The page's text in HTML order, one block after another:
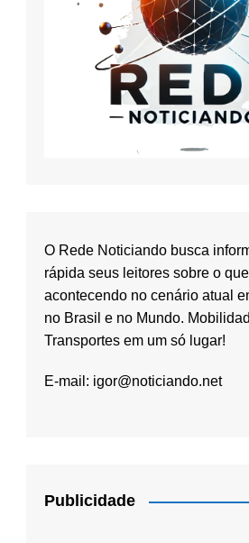
O Rede Noticiando busca
rápida seus leitores sobre o
acontecendo no cenário atual
no Brasil e no Mundo.
Transportes em um só lugar!
E-mail: igor@noticiando.net
Publicidade